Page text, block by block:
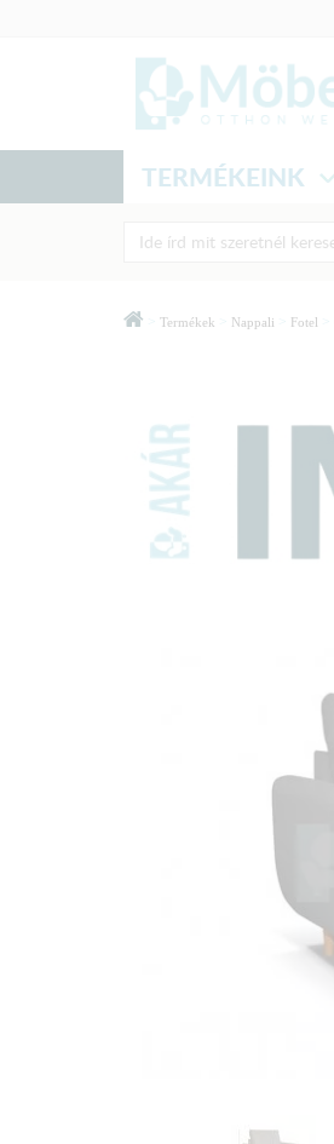
TERMÉKEINK
Termékek Nappali Fotel